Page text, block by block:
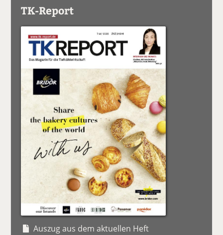
TK-Report
Auszug aus dem aktuellen Heft